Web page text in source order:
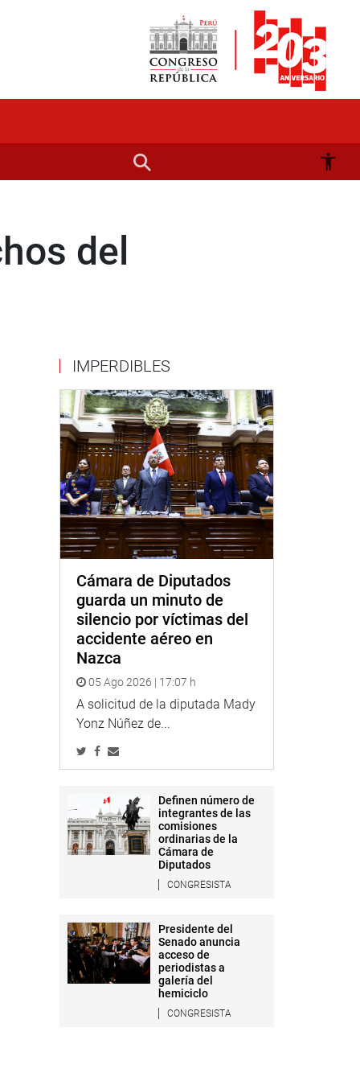
del
IMPERDIBLES
Cámara de Diputados
guarda un minuto de
silencio por víctimas del
accidente aéreo en
Nazca
05 Ago 2026 | 17:07 h
A solicitud de la diputada Mady
Yonz Núñez de...
Definen número de
integrantes de las
comisiones
ordinarias de la
Cámara de
Diputados
CONGRESISTA
Presidente del
Senado anuncia
acceso de
periodistas a
galería del
hemiciclo
CONGRESISTA